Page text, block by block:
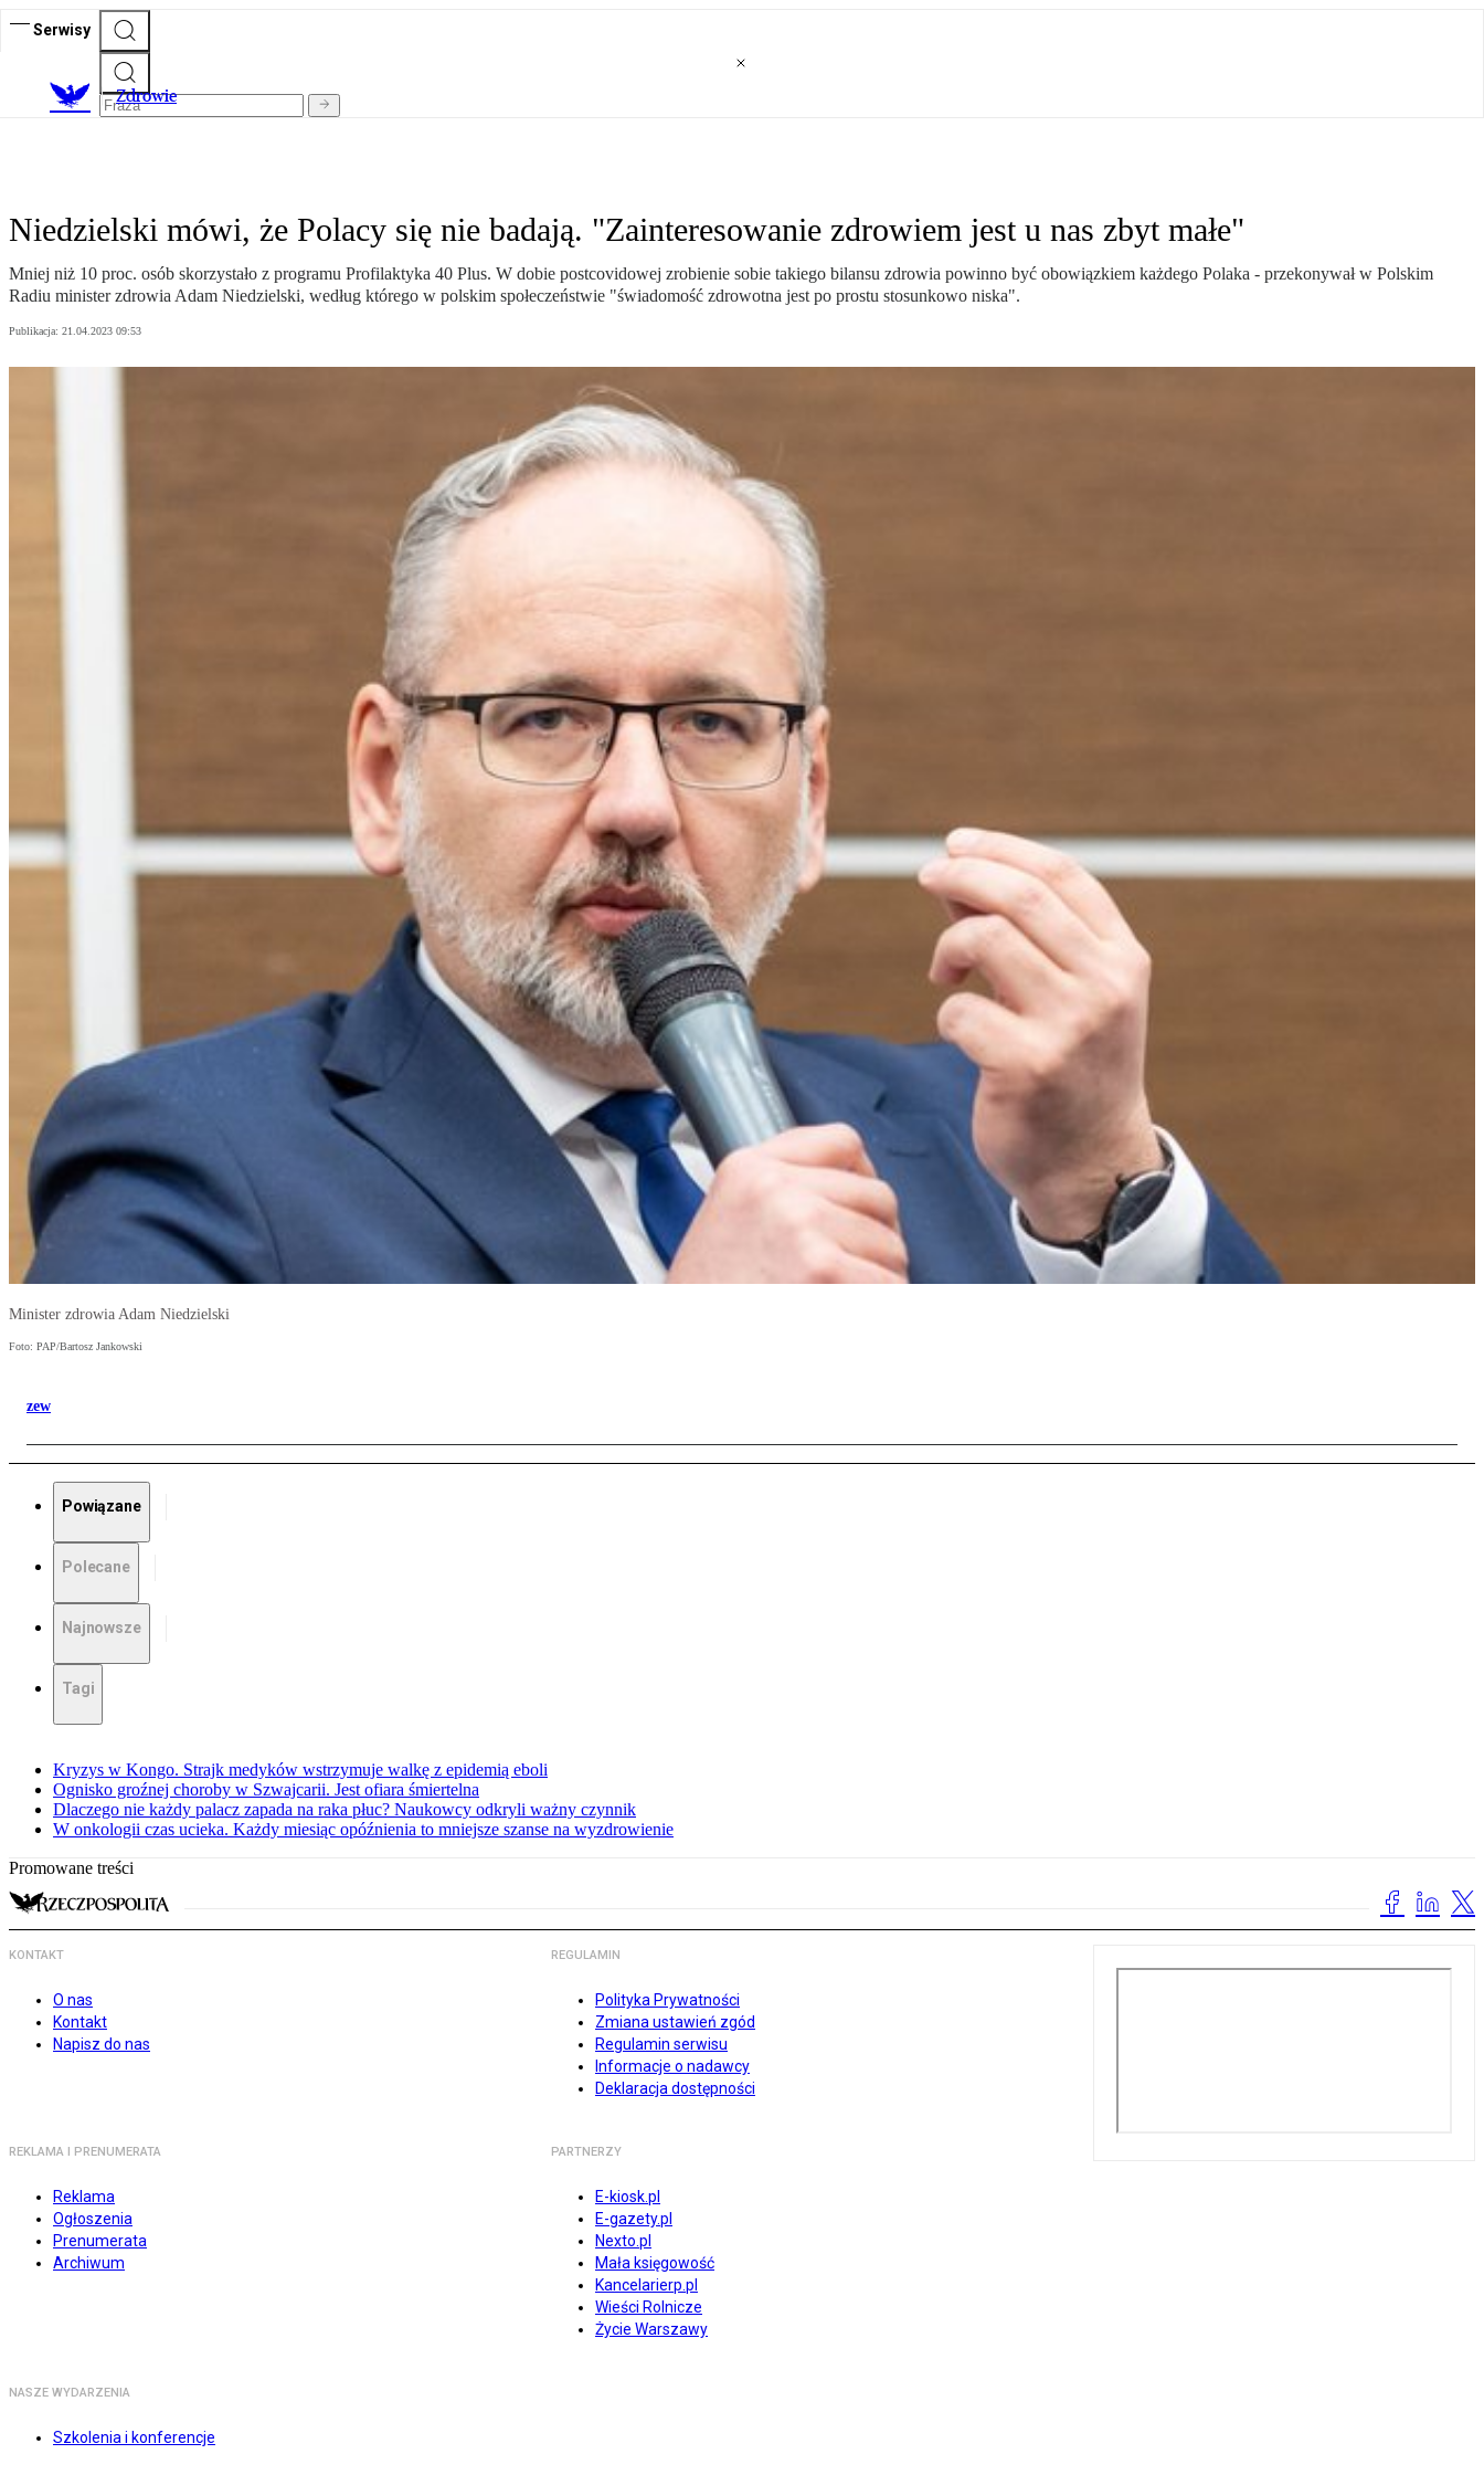
Serwisy
Zdrowie
Niedzielski mówi, że Polacy się nie badają. "Zainteresowanie zdrowiem jest u nas zbyt małe"
Mniej niż 10 proc. osób skorzystało z programu Profilaktyka 40 Plus. W dobie postcovidowej zrobienie sobie takiego bilansu zdrowia powinno być obowiązkiem każdego Polaka - przekonywał w Polskim
Radiu minister zdrowia Adam Niedzielski, według którego w polskim społeczeństwie "świadomość zdrowotna jest po prostu stosunkowo niska".
Publikacja: 21.04.2023 09:53
Minister zdrowia Adam Niedzielski
Foto: PAP/Bartosz Jankowski
zew
Powiązane
Polecane
Najnowsze
Tagi
Kryzys w Kongo. Strajk medyków wstrzymuje walkę z epidemią eboli
Ognisko groźnej choroby w Szwajcarii. Jest ofiara śmiertelna
Dlaczego nie każdy palacz zapada na raka płuc? Naukowcy odkryli ważny czynnik
W onkologii czas ucieka. Każdy miesiąc opóźnienia to mniejsze szanse na wyzdrowienie
Promowane treści
KONTAKT
O nas
Kontakt
Napisz do nas
REGULAMIN
Polityka Prywatności
Zmiana ustawień zgód
Regulamin serwisu
Informacje o nadawcy
Deklaracja dostępności
REKLAMA I PRENUMERATA
Reklama
Ogłoszenia
Prenumerata
Archiwum
PARTNERZY
E-kiosk.pl
E-gazety.pl
Nexto.pl
Mała księgowość
Kancelarierp.pl
Wieści Rolnicze
Życie Warszawy
NASZE WYDARZENIA
Szkolenia i konferencje